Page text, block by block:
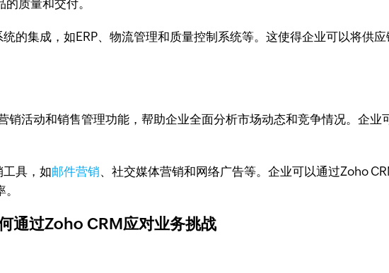
质量和交付。
的集成，如ERP、物流管理和质量控制系统等。这使得企业可以将供
销活动和销售管理功能，帮助企业全面分析市场动态和竞争情况。企
具，如邮件营销、社交媒体营销和网络广告等。企业可以通过Zoho
通过Zoho CRM应对业务挑战